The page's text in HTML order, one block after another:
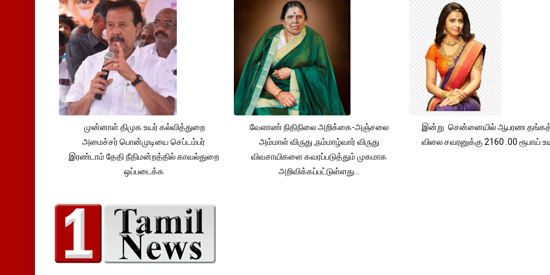
முன்னாள் திமுக உயர் கல்வித்துறை
அமைச்சர் பொன்முடியை செப்டம்பர்
இரண்டாம் தேதி நீதிமன்றத்தில் காவல்துறை
ஒப்படைக்க
வேளாண் நிதிநிலை அறிக்கை-அஞ்சலை
அம்மாள் விருது ,நம்மாழ்வார் விருது
விவசாயிகளை கவரப்படுத்தும் முகமாக
அறிவிக்கப்பட்டுள்ளது...
இன்று சென்னையில் ஆபரண
விலை சவரனுக்கு 2160 .00 ரூபாய்